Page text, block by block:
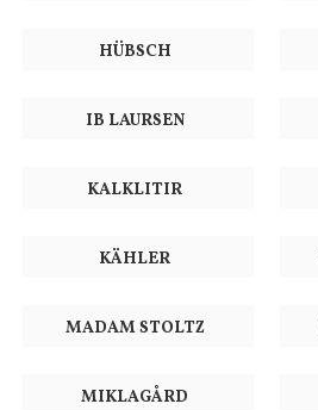
HÜBSCH
IB LAURSEN
KALKLITIR
KÄHLER
MADAM STOLTZ
MIKLAGÅRD